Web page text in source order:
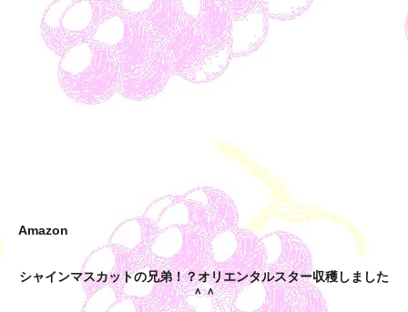
Amazon
シャインマスカットの兄弟！？オリエンタルスター収穫しました
＾＾